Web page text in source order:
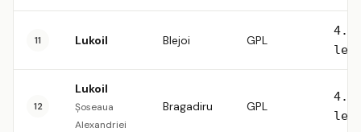
11 Lukoil Blejoi GPL
12
Lukoil
Șoseaua
Alexandriei
Bragadiru GPL